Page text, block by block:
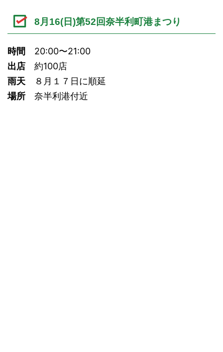
8月16(日)第52回奈半利町港まつり
時間 20:00〜21:00
出店 約100店
雨天 ８月１７日に順延
場所 奈半利港付近